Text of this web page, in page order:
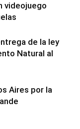
videojuego
de la ley
Natural al
Aires por la